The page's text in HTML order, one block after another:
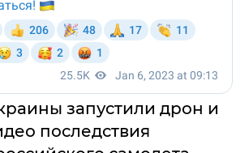
запустили дрон и
последствия